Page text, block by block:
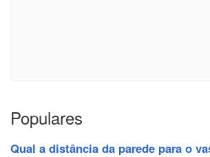
Populares
Qual a distância da parede para o